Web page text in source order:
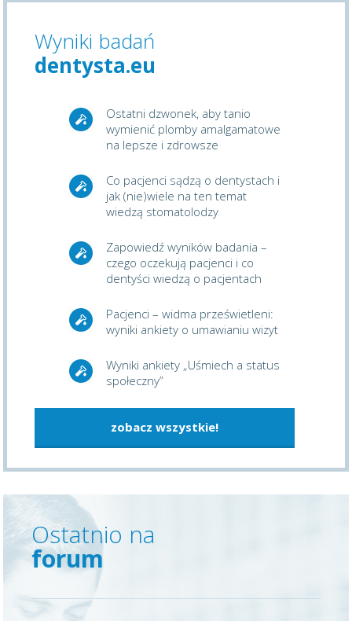
Wyniki badań
dentysta.eu
Ostatni dzwonek, aby tanio
wymienić plomby amalgamatowe
na lepsze i zdrowsze
Co pacjenci sądzą o dentystach i
jak (nie)wiele na ten temat
wiedzą stomatolodzy
Zapowiedź wyników badania –
czego oczekują pacjenci i co
dentyści wiedzą o pacjentach
Pacjenci – widma prześwietleni:
wyniki ankiety o umawianiu wizyt
Wyniki ankiety „Uśmiech a status
społeczny”
zobacz wszystkie!
Ostatnio na
forum